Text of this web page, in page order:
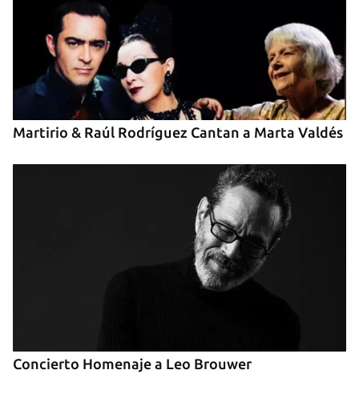
INICIAR SESIÓN CANCELAR
Martirio & Raúl Rodríguez Cantan a Marta Valdés
Concierto Homenaje a Leo Brouwer